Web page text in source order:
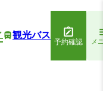
観光バス
予約確認 メ